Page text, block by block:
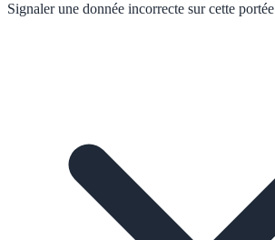
Signaler une donnée incorrecte sur cette portée